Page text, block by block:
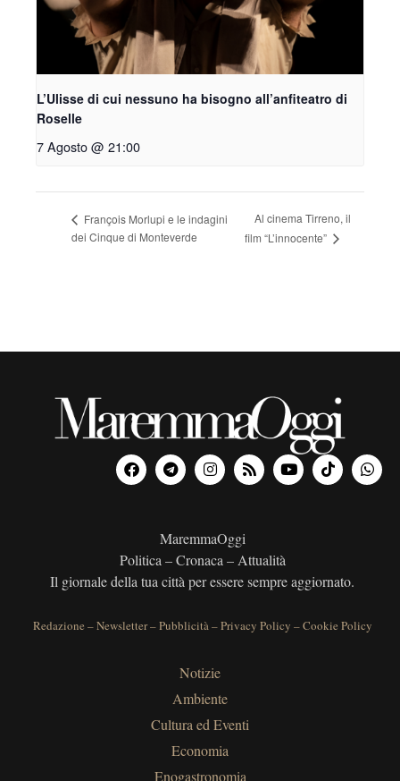
L’Ulisse di cui nessuno ha bisogno all’anfiteatro di
Roselle
7 Agosto @ 21:00
François Morlupi e le indagini
dei Cinque di Monteverde
Al cinema Tirreno, il
film “L’innocente”
MaremmaOggi
Politica – Cronaca – Attualità
Il giornale della tua città per essere sempre aggiornato.
Redazione –Newsletter–Pubblicità–Privacy Policy –Cookie Policy
Notizie
Ambiente
Cultura ed Eventi
Economia
Enogastronomia